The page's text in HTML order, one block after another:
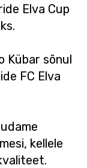
Elva Cup
Kübar sõnul
FC Elva
kellele